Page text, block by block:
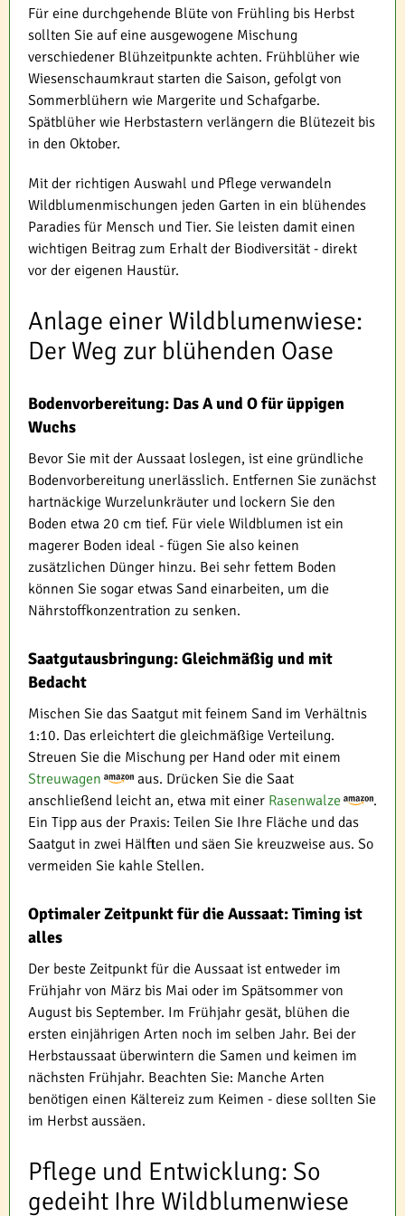
Für eine durchgehende Blüte von Frühling bis Herbst
sollten Sie auf eine ausgewogene Mischung
verschiedener Blühzeitpunkte achten. Frühblüher wie
Wiesenschaumkraut starten die Saison, gefolgt von
Sommerblühern wie Margerite und Schafgarbe.
Spätblüher wie Herbstastern verlängern die Blütezeit bis
in den Oktober.
Mit der richtigen Auswahl und Pflege verwandeln
Wildblumenmischungen jeden Garten in ein blühendes
Paradies für Mensch und Tier. Sie leisten damit einen
wichtigen Beitrag zum Erhalt der Biodiversität - direkt
vor der eigenen Haustür.
Anlage einer Wildblumenwiese:
Der Weg zur blühenden Oase
Bodenvorbereitung: Das A und O für üppigen
Wuchs
Bevor Sie mit der Aussaat loslegen, ist eine gründliche
Bodenvorbereitung unerlässlich. Entfernen Sie zunächst
hartnäckige Wurzelunkräuter und lockern Sie den
Boden etwa 20 cm tief. Für viele Wildblumen ist ein
magerer Boden ideal - fügen Sie also keinen
zusätzlichen Dünger hinzu. Bei sehr fettem Boden
können Sie sogar etwas Sand einarbeiten, um die
Nährstoffkonzentration zu senken.
Saatgutausbringung: Gleichmäßig und mit
Bedacht
Mischen Sie das Saatgut mit feinem Sand im Verhältnis
1:10. Das erleichtert die gleichmäßige Verteilung.
Streuen Sie die Mischung per Hand oder mit einem
Streuwagen
aus. Drücken Sie die Saat
anschließend leicht an, etwa mit einer Rasenwalze
.
Ein Tipp aus der Praxis: Teilen Sie Ihre Fläche und das
Saatgut in zwei Hälften und säen Sie kreuzweise aus. So
vermeiden Sie kahle Stellen.
Optimaler Zeitpunkt für die Aussaat: Timing ist
alles
Der beste Zeitpunkt für die Aussaat ist entweder im
Frühjahr von März bis Mai oder im Spätsommer von
August bis September. Im Frühjahr gesät, blühen die
ersten einjährigen Arten noch im selben Jahr. Bei der
Herbstaussaat überwintern die Samen und keimen im
nächsten Frühjahr. Beachten Sie: Manche Arten
benötigen einen Kältereiz zum Keimen - diese sollten Sie
im Herbst aussäen.
Pflege und Entwicklung: So
gedeiht Ihre Wildblumenwiese